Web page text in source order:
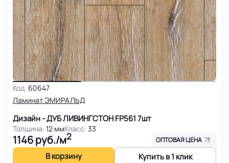
Код: 60647
Ламинат ЭМИРАЛЬД
Дизайн - ДУБ ЛИВИНГСТОН FP5617шт
Толщина: 12 ммКласс: 33
1146руб./м2 ОПТОВАЯ ЦЕНА
В корзину Купить в 1 клик